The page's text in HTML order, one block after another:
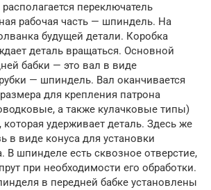
переключатель
рабочая часть — шпиндель. На
будущей детали. Коробка
деталь вращаться. Основной
бабки — это вал в виде
— шпиндель. Вал оканчивается
для крепления патрона
а также кулачковые типы)
удерживает деталь. Здесь же
в виде конуса для установки
В шпинделе есть сквозное отверстие,
при необходимости его обработки.
в передней бабке установлены